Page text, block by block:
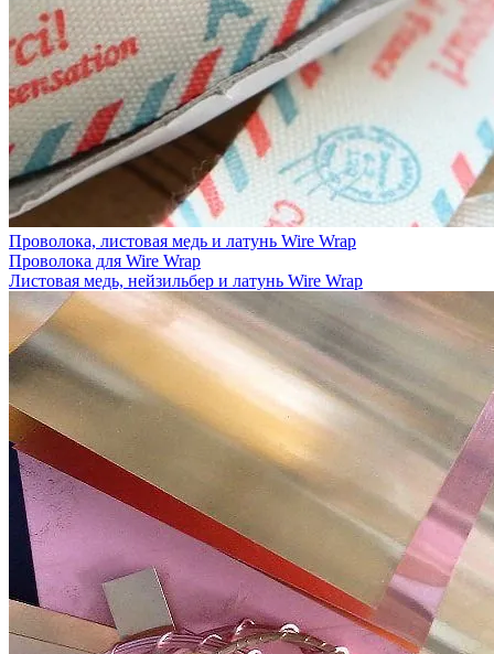
Проволока, листовая медь и латунь Wire Wrap
Проволока для Wire Wrap
Листовая медь, нейзильбер и латунь Wire Wrap